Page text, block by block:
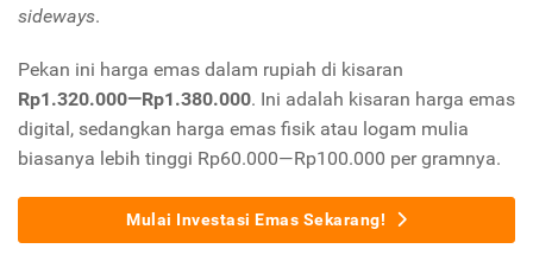
sideways.
Pekan ini harga emas dalam rupiah di kisaran
Rp1.320.000—Rp1.380.000. Ini adalah kisaran harga emas
digital, sedangkan harga emas fisik atau logam mulia
biasanya lebih tinggi Rp60.000—Rp100.000 per gramnya.
Mulai Investasi Emas Sekarang!